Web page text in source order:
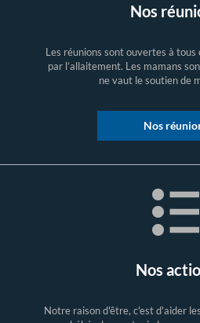
Nos
Les réunions sont ouvertes à
par l’allaitement. Les mamans
ne vaut le soutien de
Nos
Nos
Notre raison d'être, c'est d'aider